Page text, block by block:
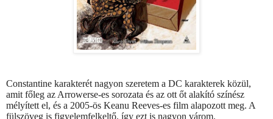
Constantine karakterét nagyon szeretem a DC karakterek közül,
amit főleg az Arrowerse-es sorozata és az ott őt alakító színész
mélyített el, és a 2005-ös Keanu Reeves-es film alapozott meg. A
fülszöveg is figyelemfelkeltő, így ezt is nagyon várom.